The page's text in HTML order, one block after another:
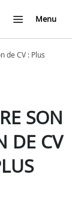
Menu
de CV : Plus
SON
DE CV